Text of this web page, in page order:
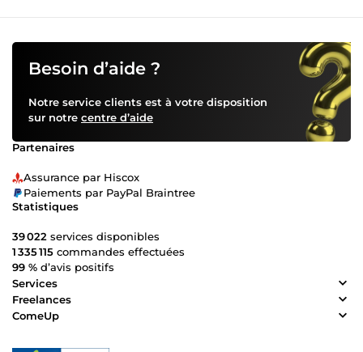
Besoin d’aide ?
Notre service clients est à votre disposition
sur notre centre d’aide
Partenaires
Assurance par Hiscox
Paiements par PayPal Braintree
Statistiques
39 022 services disponibles
1 335 115 commandes effectuées
99 % d’avis positifs
Services
Freelances
ComeUp